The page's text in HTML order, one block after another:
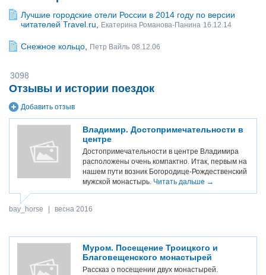
Лучшие городские отели России в 2014 году по версии
читателей Travel.ru
Екатерина Романова-Панина 16.12.14
Снежное кольцо Петр Вайль 08.12.06
Добавить отзыв
Отзывы и истории поездок
3098
Владимир. Достопримечательности в
центре
Достопримечательности в центре Владимира
расположены очень компактно. Итак, первым на
нашем пути возник Богородице-Рождественский
мужской монастырь. Читать дальше →
bay_horse весна 2016
Муром. Посещение Троицкого и
Благовещенского монастырей
Рассказ о посещении двух монастырей.